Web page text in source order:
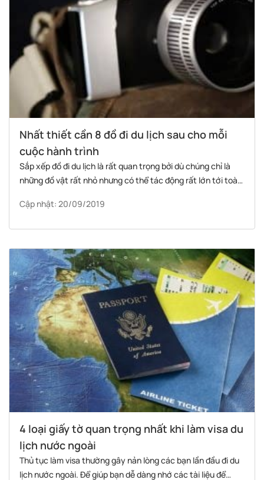
Nhất thiết cần 8 đồ đi du lịch sau cho mỗi
cuộc hành trình
Sắp xếp đồ đi du lịch là rất quan trọng bởi dù chúng chỉ là
những đồ vật rất nhỏ nhưng có thể tác động rất lớn tới toàn
Cập nhật: 20/09/2019
4 loại giấy tờ quan trọng nhất khi làm visa du
lịch nước ngoài
Thủ tục làm visa thường gây nản lòng các bạn lần đầu đi du
lịch nước ngoài. Để giúp bạn dễ dàng nhớ các tài liệu để